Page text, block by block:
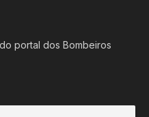
portal dos Bombeiros